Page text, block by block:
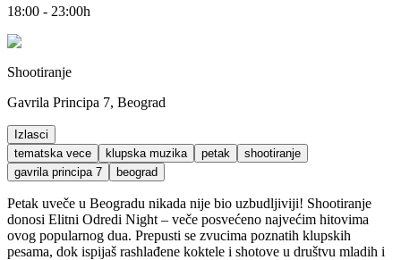
18:00 - 23:00h
Shootiranje
Gavrila Principa 7, Beograd
Izlasci
tematska vece
klupska muzika petak
shootiranje
gavrila principa 7
beograd
Petak uveče u Beogradu nikada nije bio uzbudljiviji! Shootiranje
donosi Elitni Odredi Night – veče posvećeno najvećim hitovima
ovog popularnog dua. Prepusti se zvucima poznatih klupskih
pesama, dok ispijaš rashlađene koktele i shotove u društvu mladih i